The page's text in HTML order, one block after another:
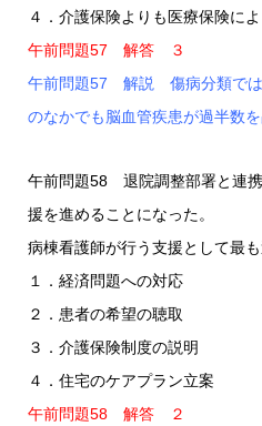
４．介護保険よりも医療保険に
午前問題57 解答 ３
午前問題57 解説 傷病分類では
のなかでも脳血管疾患が過半数を
午前問題58 退院調整部署と連
援を進めることになった。
病棟看護師が行う支援として最も
１．経済問題への対応
２．患者の希望の聴取
３．介護保険制度の説明
４．住宅のケアプラン立案
午前問題58 解答 ２